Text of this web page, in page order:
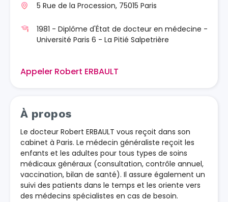
5 Rue de la Procession, 75015 Paris
1981 - Diplôme d'État de docteur en médecine -
Université Paris 6 - La Pitié Salpetrière
Appeler Robert ERBAULT
À propos
Le docteur Robert ERBAULT vous reçoit dans son
cabinet à Paris. Le médecin généraliste reçoit les
enfants et les adultes pour tous types de soins
médicaux généraux (consultation, contrôle annuel,
vaccination, bilan de santé). Il assure également un
suivi des patients dans le temps et les oriente vers
des médecins spécialistes en cas de besoin.